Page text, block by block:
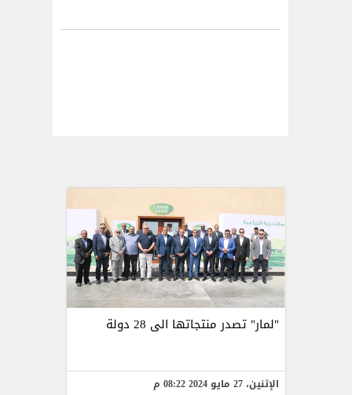
"لمار" تصدر منتجاتها الى 28 دولة
الإثنين، 27 مايو 2024 08:22 م